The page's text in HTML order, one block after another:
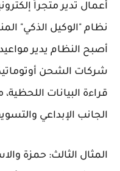
أعمال تدير متجراً
نظام "الوكيل الذكي"
أصبح النظام يدير
شركات الشحن
قراءة البيانات
الجانب الإبداعي
المثال الثالث: حمزة